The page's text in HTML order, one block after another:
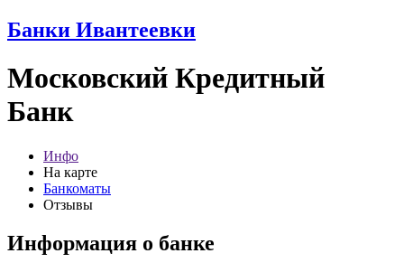
Банки Ивантеевки
Московский Кредитный
Банк
Инфо
На карте
Банкоматы
Отзывы
Информация о банке